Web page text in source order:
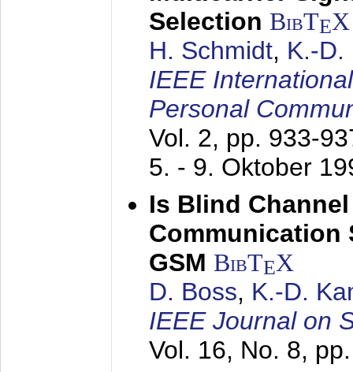
Selection BibTEX
H. Schmidt, K.-D.
IEEE
Personal
Vol. 2, pp. 933-
5. - 9. Oktober
Is Blind
Communication
GSM BibTEX
D. Boss, K.-D.
IEEE Journal on
Vol. 16, No. 8,